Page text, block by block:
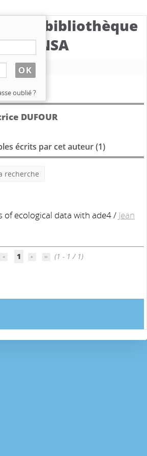
de la bibliothèque
CBNSA
DUFOUR
écrits par cet auteur (1)
recherche
of ecological data with ade4/ Jean
1 (1 - 1 / 1)
oublié ?